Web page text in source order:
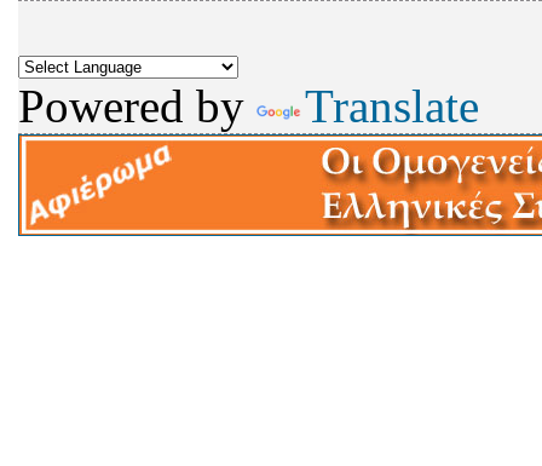
Powered by Translate